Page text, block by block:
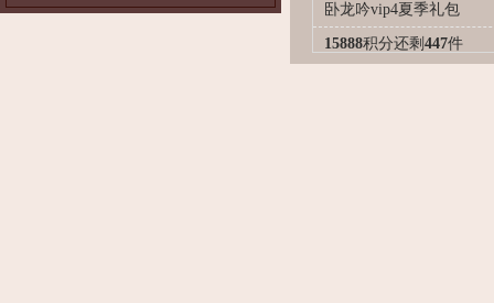
卧龙吟vip4夏季礼包
15888积分还剩 447件